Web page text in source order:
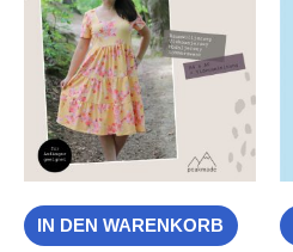
IN DEN WARENKORB